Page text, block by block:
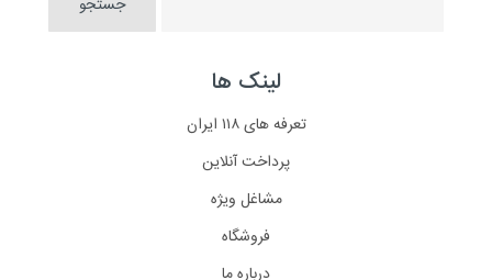
لینک ها
تعرفه های ۱۱۸ ایران
پرداخت آنلاین
مشاغل ویژه
فروشگاه
درباره ما